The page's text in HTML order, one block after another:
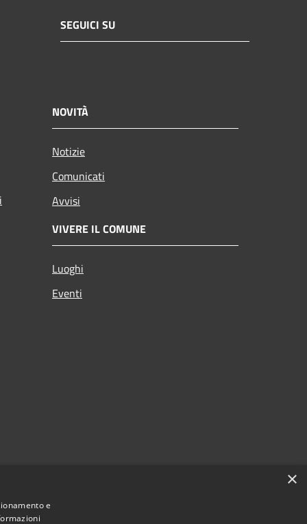
SEGUICI SU
NOVITÀ
Notizie
Comunicati
Avvisi
VIVERE IL COMUNE
Luoghi
Eventi
×
e